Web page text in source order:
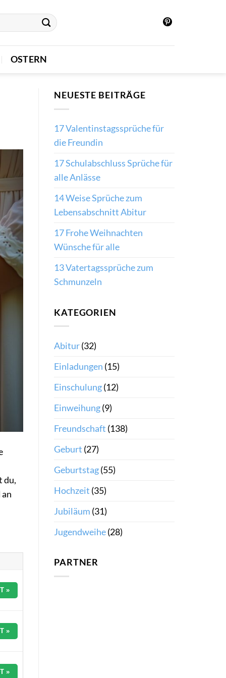
OSTERN
du,
»
»
»
NEUESTE BEITRÄGE
17 Valentinstagssprüche für
die Freundin
17 Schulabschluss Sprüche für
alle Anlässe
14 Weise Sprüche zum
Lebensabschnitt Abitur
17 Frohe Weihnachten
Wünsche für alle
13 Vatertagssprüche zum
Schmunzeln
KATEGORIEN
Abitur(32)
Einladungen (15)
Einschulung(12)
Einweihung(9)
Freundschaft (138)
Geburt (27)
Geburtstag(55)
Hochzeit (35)
Jubiläum (31)
Jugendweihe(28)
PARTNER